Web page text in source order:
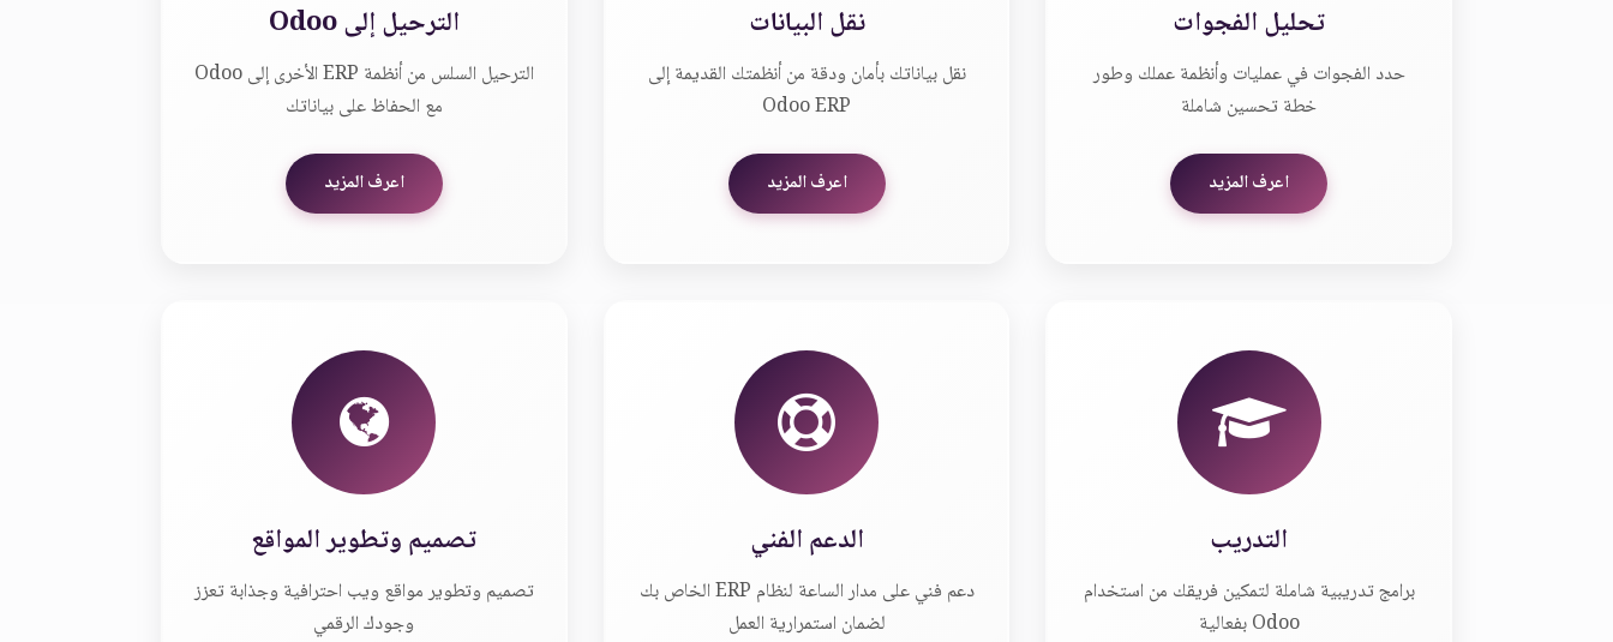
تحليل الفجوات
حدد الفجوات في عمليات وأنظمة عملك وطور
خطة تحسين شاملة
اعرف المزيد
نقل البيانات
نقل بياناتك بأمان ودقة من أنظمتك القديمة إلى
Odoo ERP
اعرف المزيد
الترحيل إلى Odoo
الترحيل السلس من أنظمة ERP الأخرى إلى Odoo
مع الحفاظ على بياناتك
اعرف المزيد
التدريب
برامج تدريبية شاملة لتمكين فريقك من استخدام
Odoo بفعالية
الدعم الفني
دعم فني على مدار الساعة لنظام ERP الخاص بك
لضمان استمرارية العمل
تصميم وتطوير المواقع
تصميم وتطوير مواقع ويب احترافية وجذابة تعزز
وجودك الرقمي